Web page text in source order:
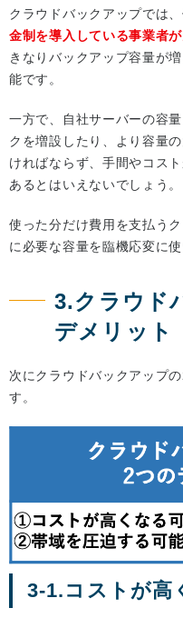
クラウドバックアップでは
金制を導入している事業者
きなりバックアップ容量が
能です。
一方で、自社サーバーの容
クを増設したり、より容量
ければならず、手間やコス
あるとはいえないでしょう。
使った分だけ費用を支払う
に必要な容量を臨機応変に
3.クラウド
デメリット
次にクラウドバックアップ
す。
3-1.コストが高